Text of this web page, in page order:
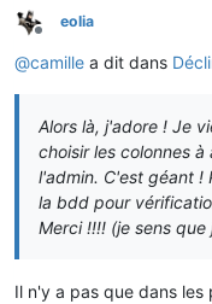
Hors-ligne
eolia
@camille a dit dans
Alors là, j'adore ! Je
choisir les colonnes
l'admin. C'est géant !
la bdd pour
Merci !!!! (je sens
Il n'y a pas que dans les